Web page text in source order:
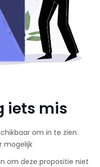
iets mis
om in te zien.
mogelijk
om deze propositie niet